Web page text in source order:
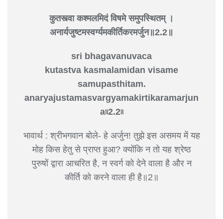
कुतस्त्वा कश्मलमिदं विषमे समुपस्थितम् ।
अनार्यजुष्टमस्वर्ग्यमकीर्तिकरमर्जुन॥2.2॥
sri bhagavanuvaca
kutastva kasmalamidan visame
samupasthitam.
anaryajustamasvargyamakirtikaramarjun
a৷৷2.2৷৷
भावार्थ : श्रीभगवान बोले- हे अर्जुन! तुझे इस असमय में यह
मोह किस हेतु से प्राप्त हुआ? क्योंकि न तो यह श्रेष्ठ
पुरुषों द्वारा आचरित है, न स्वर्ग को देने वाला है और न
कीर्ति को करने वाला ही है॥2॥